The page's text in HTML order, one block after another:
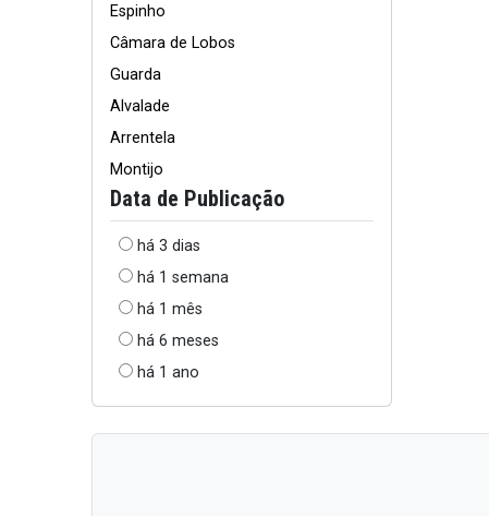
Espinho
Câmara de Lobos
Guarda
Alvalade
Arrentela
Montijo
Data de Publicação
há 3 dias
há 1 semana
há 1 mês
há 6 meses
há 1 ano